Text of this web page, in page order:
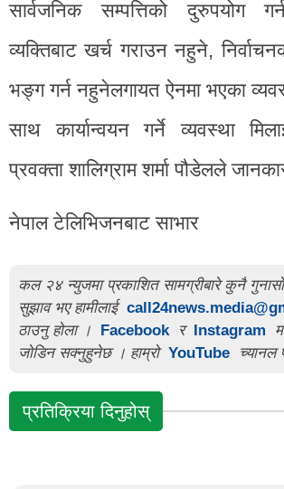
सार्वजनिक सम्पत्तिको दुरुपयोग
व्यक्तिबाट खर्च गराउन नहुने,
भङ्ग गर्न नहुनेलगायत ऐनमा भएका
साथ कार्यान्वयन गर्ने व्यवस्था
प्रवक्ता शालिग्राम शर्मा पौडेलले
नेपाल टेलिभिजनबाट साभार
कल २४ न्युजमा प्रकाशित सामग्रीबारे कुनै
सुझाव भए हामीलाई
ठाउनु होला ।
Facebook र Instagram
जोडिन सक्नुहुनेछ । हाम्रो YouTube च्यानल
प्रतिक्रिया दिनुहोस्